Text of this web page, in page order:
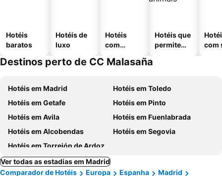
Hotéis
baratos
Hotéis de
luxo
Hotéis
com
Hotéis que
permitem
com
Destinos perto de CC Malasaña
Hotéis em Madrid
Hotéis em Toledo
Hotéis em Getafe
Hotéis em Pinto
Hotéis em Avila
Hotéis em Fuenlabrada
Hotéis em Alcobendas
Hotéis em Segovia
Hotéis em Torrejón de Ardoz
Ver todas as estadias em Madrid
Comparador de Hotéis
Europa Espanha
Madrid